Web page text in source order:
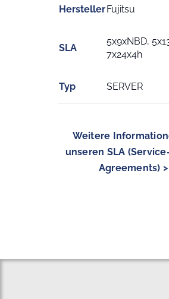
HerstellerFujitsu
SLA
5x9xNBD,
7x24x4h
Typ SERVER
Weitere
unseren SLA
Agreements) >